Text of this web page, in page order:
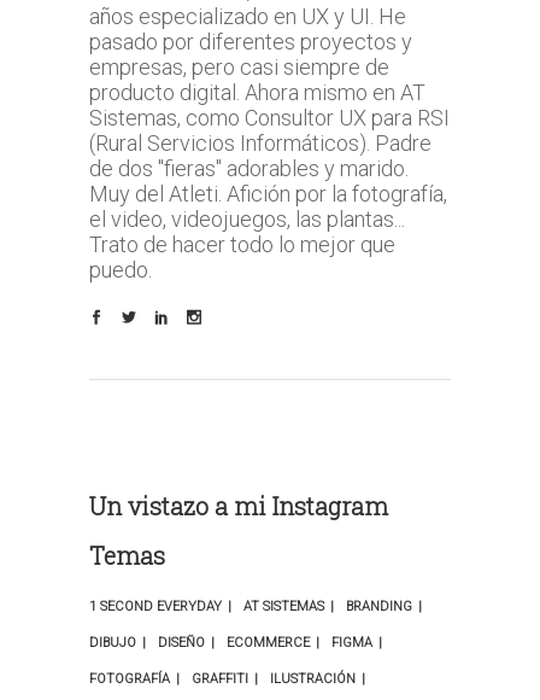
años especializado en UX y UI. He
pasado por diferentes proyectos y
empresas, pero casi siempre de
producto digital. Ahora mismo en AT
Sistemas, como Consultor UX para RSI
(Rural Servicios Informáticos). Padre
de dos "fieras" adorables y marido.
Muy del Atleti. Afición por la fotografía,
el video, videojuegos, las plantas...
Trato de hacer todo lo mejor que
puedo.
Un vistazo a mi Instagram
Temas
1 SECOND EVERYDAY AT SISTEMAS BRANDING
DIBUJO DISEÑO ECOMMERCE FIGMA
FOTOGRAFÍA GRAFFITI ILUSTRACIÓN